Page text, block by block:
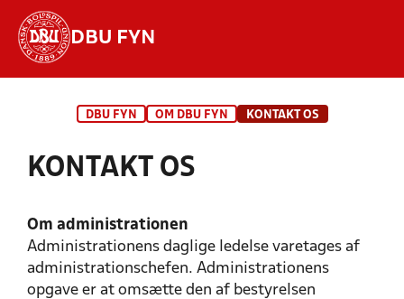
DBU FYN
STILLINGER, RESULTATER, KLUBBER OG
DBU FYN OM DBU FYN KONTAKT OS
KONTAKT OS
Om administrationen
Administrationens daglige ledelse varetages af
administrationschefen. Administrationens
opgave er at omsætte den af bestyrelsen